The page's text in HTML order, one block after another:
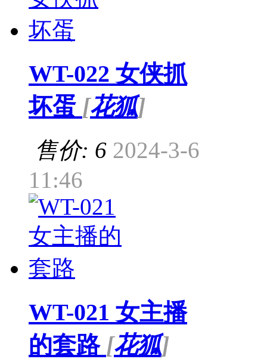
WT-022 女侠抓
坏蛋 [花狐]
售价: 6 2024-3-6
11:46
WT-021 女主播
的套路 [花狐]